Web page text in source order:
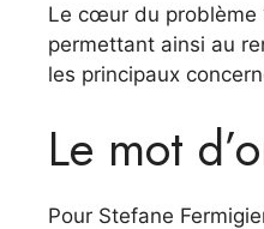
Le cœur du problème
permettant ainsi au
les principaux
Le mot
Pour Stefane